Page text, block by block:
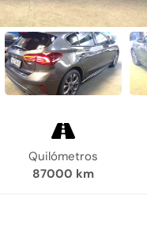
Quilómetros
87000 km